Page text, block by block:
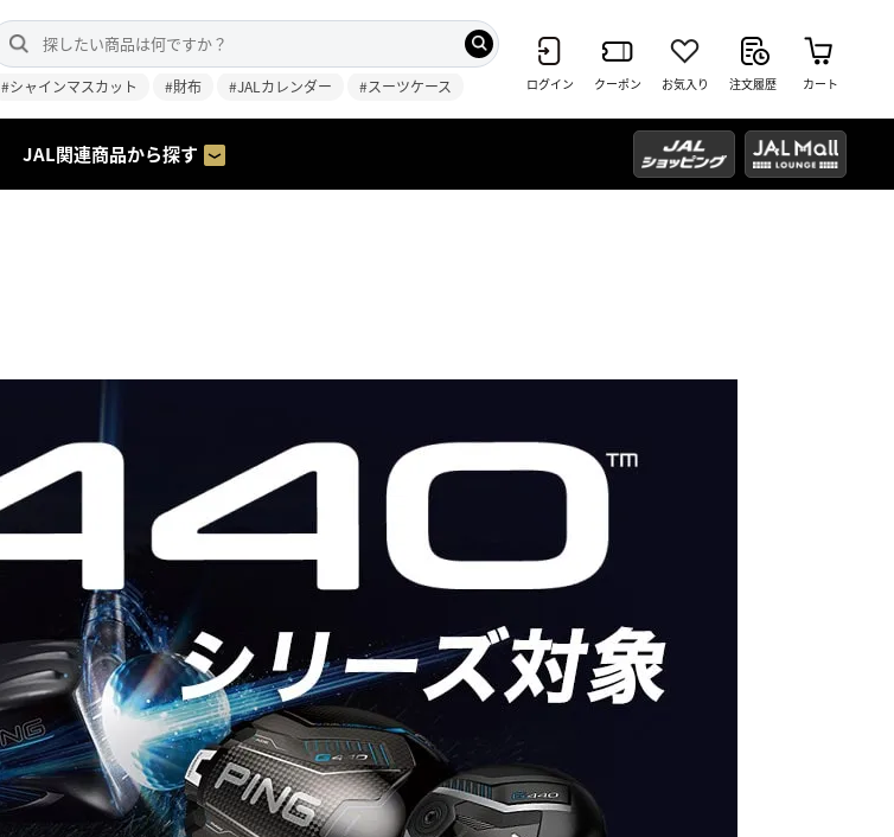
#シャインマスカット #財布 #JALカレンダー #スーツケース ログイン クーポン お気入り 注文履歴 カート
JAL関連商品から探す